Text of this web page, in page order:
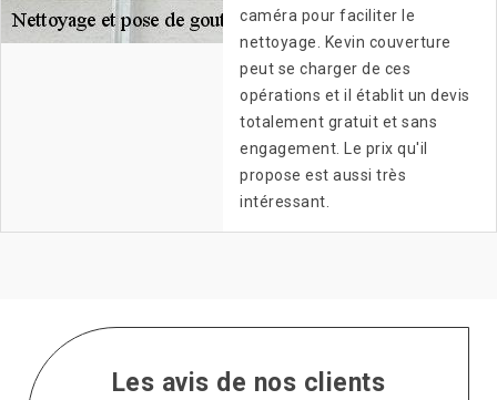
caméra pour faciliter le
nettoyage. Kevin couverture
peut se charger de ces
opérations et il établit un devis
totalement gratuit et sans
engagement. Le prix qu'il
propose est aussi très
intéressant.
Les avis de nos clients